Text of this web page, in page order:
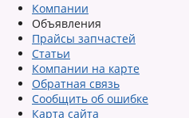
Компании
Объявления
Прайсы запчастей
Статьи
Компании на карте
Обратная связь
Сообщить об ошибке
Карта сайта